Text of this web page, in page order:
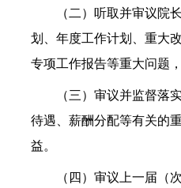
（二）听取并审议院
划、年度工作计划、重大
专项工作报告等重大问题
（三）审议并监督落
待遇、薪酬分配等有关的
益。
（四）审议上一届（